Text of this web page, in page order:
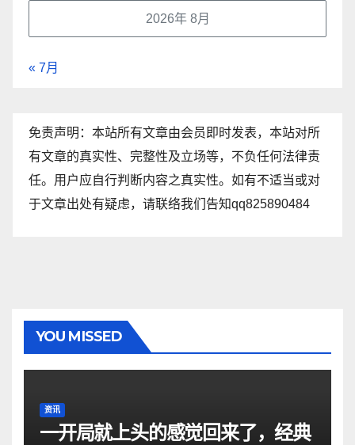
2026年 8月
« 7月
免责声明：本站所有文章由会员即时发表，本站对所
有文章的真实性、完整性及立场等，不负任何法律责
任。用户应自行判断内容之真实性。如有不适当或对
于文章出处有疑虑，请联络我们告知qq825890484
YOU MISSED
资讯
一开局就上头的感觉回来了，经典